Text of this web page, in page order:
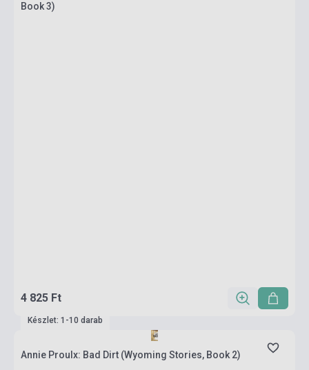
Book 3)
4 825 Ft
Készlet: 1-10 darab
Annie Proulx: Bad Dirt (Wyoming Stories, Book 2)